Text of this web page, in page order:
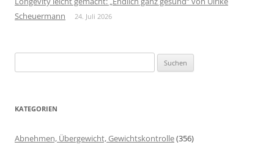
Scheuermann
24. Juli 2026
nach:
KATEGORIEN
Abnehmen, Übergewicht, Gewichtskontrolle(356)